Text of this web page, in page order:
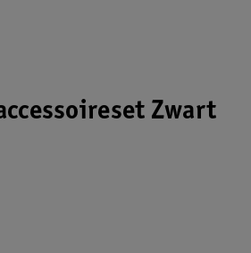
Zwart